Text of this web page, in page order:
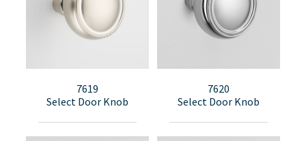
7619
Select Door Knob
7620
Select Door Knob